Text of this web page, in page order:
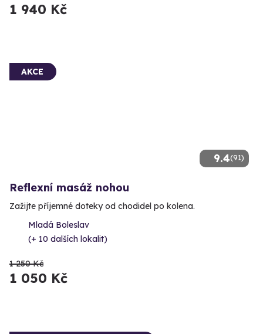
1 940 Kč
9.4(91)
AKCE
Reflexní masáž nohou
Zažijte příjemné doteky od chodidel po kolena.
Mladá Boleslav
(+ 10 dalších lokalit)
1 250 Kč
1 050 Kč